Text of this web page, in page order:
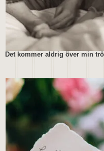
Det kommer aldrig över min